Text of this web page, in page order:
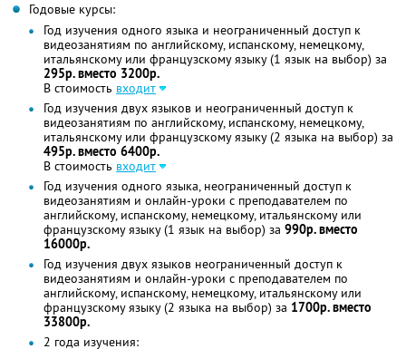
Годовые курсы:
Год изучения одного языка и неограниченный доступ к
видеозанятиям по английскому, испанскому, немецкому,
итальянскому или французскому языку (1 язык на выбор) за
295р. вместо 3200р.
В стоимость входит
Год изучения двух языков и неограниченный доступ к
видеозанятиям по английскому, испанскому, немецкому,
итальянскому или французскому языку (2 языка на выбор) за
495р. вместо 6400р.
В стоимость входит
Год изучения одного языка, неограниченный доступ к
видеозанятиям и онлайн-уроки с преподавателем по
английскому, испанскому, немецкому, итальянскому или
французскому языку (1 язык на выбор) за 990р. вместо
16000р.
Год изучения двух языков неограниченный доступ к
видеозанятиям и онлайн-уроки с преподавателем по
английскому, испанскому, немецкому, итальянскому или
французскому языку (2 языка на выбор) за 1700р. вместо
33800р.
2 года изучения: